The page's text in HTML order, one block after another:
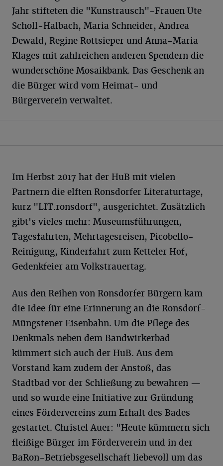
Jahr stifteten die "Kunstrausch"-Frauen Ute
Scholl-Halbach, Maria Schneider, Andrea
Dewald, Regine Rottsieper und Anna-Maria
Klages mit zahlreichen anderen Spendern die
wunderschöne Mosaikbank. Das Geschenk an
die Bürger wird vom Heimat- und
Bürgerverein verwaltet.
Im Herbst 2017 hat der HuB mit vielen
Partnern die elften Ronsdorfer Literaturtage,
kurz "LIT.ronsdorf", ausgerichtet. Zusätzlich
gibt's vieles mehr: Museumsführungen,
Tagesfahrten, Mehrtagesreisen, Picobello-
Reinigung, Kinderfahrt zum Ketteler Hof,
Gedenkfeier am Volkstrauertag.
Aus den Reihen von Ronsdorfer Bürgern kam
die Idee für eine Erinnerung an die Ronsdorf-
Müngstener Eisenbahn. Um die Pflege des
Denkmals neben dem Bandwirkerbad
kümmert sich auch der HuB. Aus dem
Vorstand kam zudem der Anstoß, das
Stadtbad vor der Schließung zu bewahren —
und so wurde eine Initiative zur Gründung
eines Fördervereins zum Erhalt des Bades
gestartet. Christel Auer: "Heute kümmern sich
fleißige Bürger im Förderverein und in der
BaRon-Betriebsgesellschaft liebevoll um das